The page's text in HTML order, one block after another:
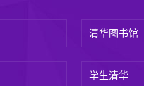
清华图书馆
学生清华